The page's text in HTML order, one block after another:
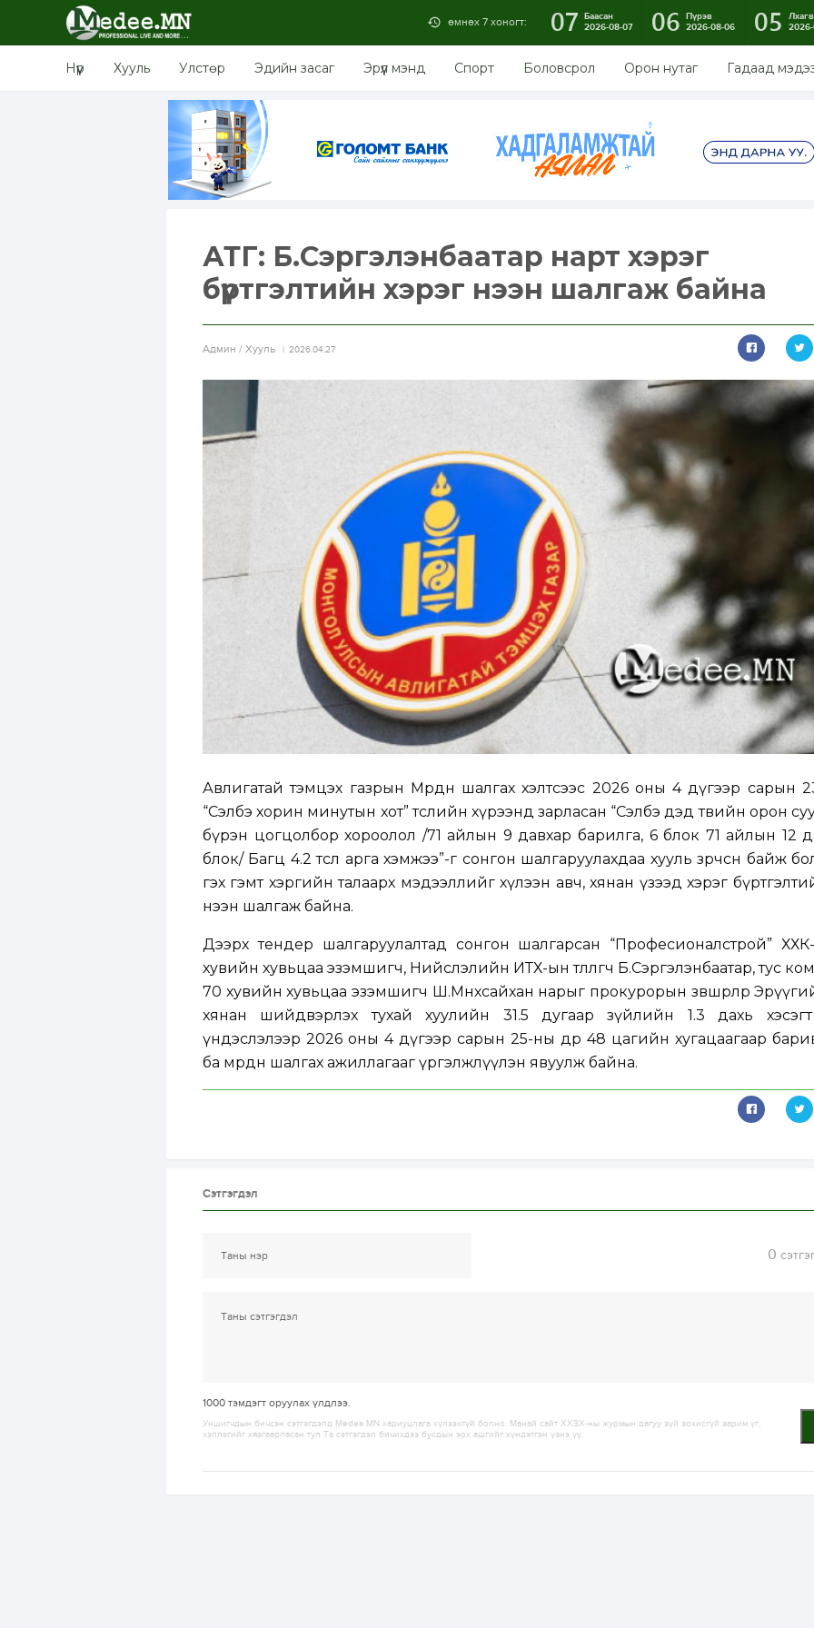
өмнөх 7 хоногт: 07 Баасан
2026-08-07
06 Пүрэв
2026-08-06
05
Нүүр Хууль Улстөр Эдийн засаг Эрүүл мэнд Спорт Боловсрол Орон нутаг Гадаад
АТГ: Б.Сэргэлэнбаатар нарт хэрэг
бүртгэлтийн хэрэг нээн шалгаж байна
Aдмин / Хууль 2026.04.27
Авлигатай тэмцэх газрын Мөрдөн шалгах хэлтсээс 2026 оны 4 дүгээр сарын
“Сэлбэ хорин минутын хот” төслийн хүрээнд зарласан “Сэлбэ дэд төвийн орон
бүрэн цогцолбор хороолол /71 айлын 9 давхар барилга, 6 блок 71 айлын 12
блок/ Багц 4.2 төсөл арга хэмжээ”-г сонгон шалгаруулахдаа хууль зөрчсөн байж
гэх гэмт хэргийн талаарх мэдээллийг хүлээн авч, хянан үзээд хэрэг
нээн шалгаж байна.
Дээрх тендер шалгаруулалтад сонгон шалгарсан “Професионалстрой”
хувийн хувьцаа эзэмшигч, Нийслэлийн ИТХ-ын төлөөлөгч Б.Сэргэлэнбаатар, тус
70 хувийн хувьцаа эзэмшигч Ш.Мөнхсайхан нарыг прокурорын зөвшөөрлөөр
хянан шийдвэрлэх тухай хуулийн 31.5 дугаар зүйлийн 1.3 дахь хэсэгт
үндэслэлээр 2026 оны 4 дүгээр сарын 25-ны өдөр 48 цагийн хугацаагаар
ба мөрдөн шалгах ажиллагааг үргэлжлүүлэн явуулж байна.
Сэтгэгдэл
0
1000 тэмдэгт оруулах үлдлээ.
Уншигчдын бичсэн сэтгэгдэлд Medee.MN хариуцлага хүлээхгүй болно. Манай сайт ХХЗХ-ны журмын дагуу зүй зохисгүй зарим үг,
хэллэгийг хязгаарласан тул Та сэтгэгдэл бичихдээ бусдын эрх ашгийг хүндэтгэн үзнэ үү.